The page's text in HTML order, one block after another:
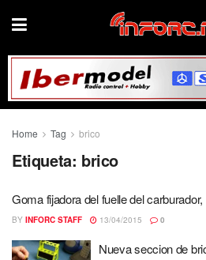
Home Tag brico
Etiqueta: brico
Goma fijadora del fuelle del
BY INFORC STAFF 13/04/2015 0
Nueva seccion de